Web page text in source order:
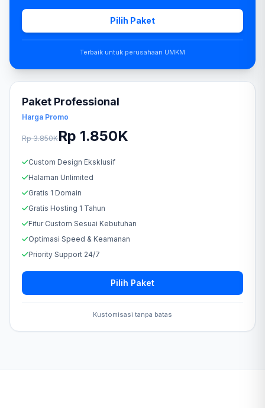
Pilih Paket
Terbaik untuk perusahaan UMKM
Paket Professional
Harga Promo
Rp 3.850KRp 1.850K
Custom Design Eksklusif
Halaman Unlimited
Gratis 1 Domain
Gratis Hosting 1 Tahun
Fitur Custom Sesuai Kebutuhan
Optimasi Speed & Keamanan
Priority Support 24/7
Pilih Paket
Kustomisasi tanpa batas